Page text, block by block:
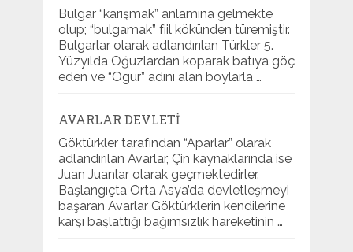
Bulgar “karışmak” anlamına gelmekte
olup; “bulgamak” fiil kökünden türemiştir.
Bulgarlar olarak adlandırılan Türkler 5.
Yüzyılda Oğuzlardan koparak batıya göç
eden ve “Ogur” adını alan boylarla …
AVARLAR DEVLETI
Göktürkler tarafından “Aparlar” olarak
adlandırılan Avarlar, Çin kaynaklarında ise
Juan Juanlar olarak geçmektedirler.
Başlangıçta Orta Asya’da devletleşmeyi
başaran Avarlar Göktürklerin kendilerine
karşı başlattığı bağımsızlık hareketinin …